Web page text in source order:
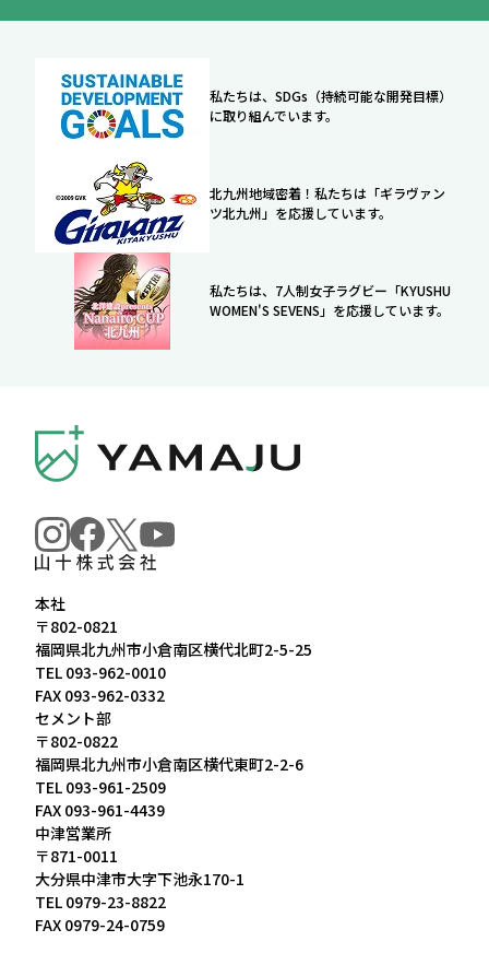
私たちは、SDGs（持続可能な開発目標）
に取り組んでいます。
北九州地域密着！私たちは「ギラヴァン
ツ北九州」を応援しています。
私たちは、7人制女子ラグビー「KYUSHU
WOMEN'S SEVENS」を応援しています。
本社
〒802-0821
福岡県北九州市小倉南区横代北町2-5-25
TEL 093-962-0010
FAX 093-962-0332
セメント部
〒802-0822
福岡県北九州市小倉南区横代東町2-2-6
TEL 093-961-2509
FAX 093-961-4439
中津営業所
〒871-0011
大分県中津市大字下池永170-1
TEL 0979-23-8822
FAX 0979-24-0759